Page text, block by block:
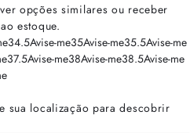
opções similares ou receber
estoque.
34.5Avise-me35Avise-me35.5Avise-me
37.5Avise-me38Avise-me38.5Avise-me
sua localização para descobrir